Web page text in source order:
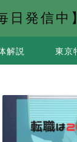
日発信
解説 東京